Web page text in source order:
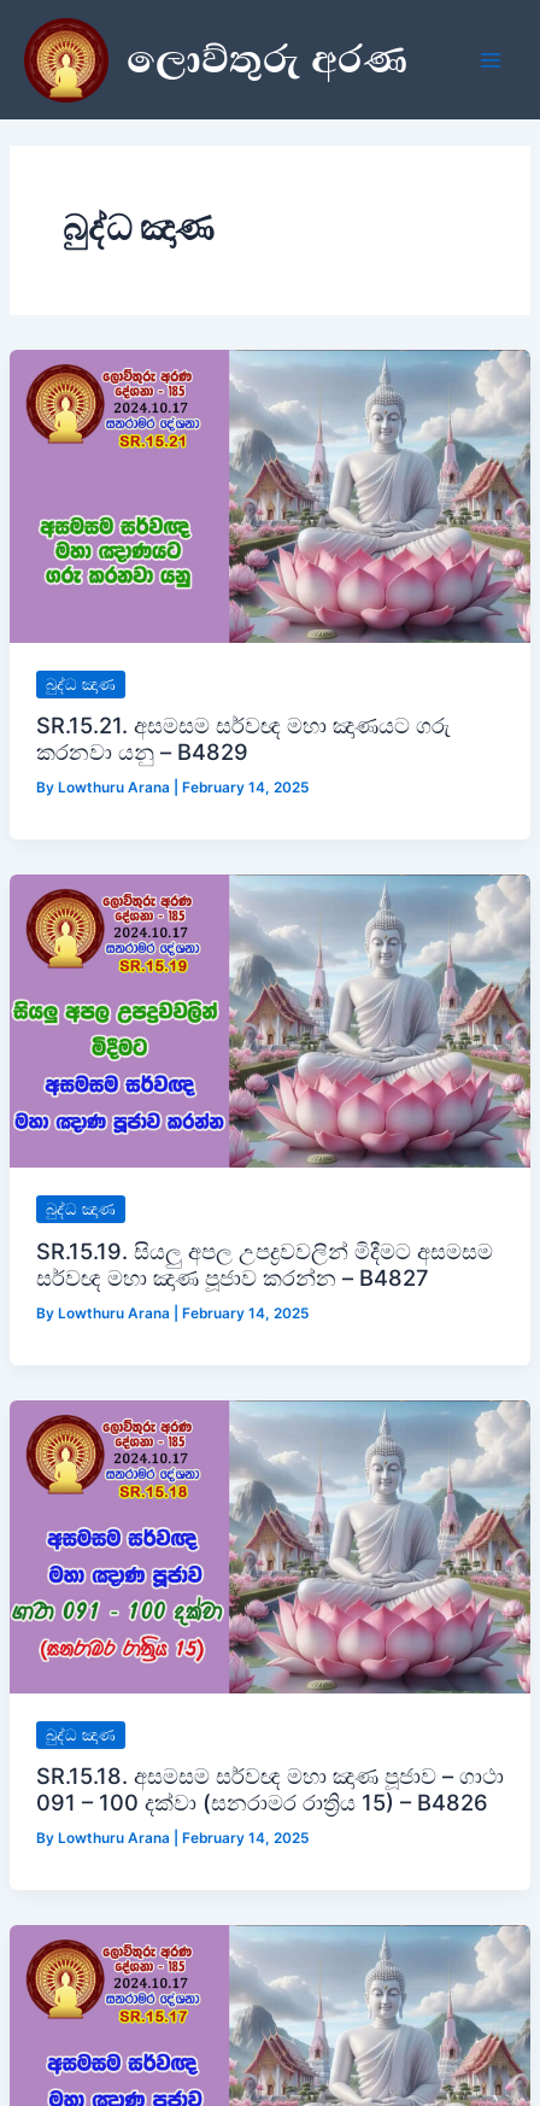
content
ලොව්තුරු අරණ
බුද්ධ ඤාණ
බුද්ධ ඤාණ
SR.15.21. අසමසම සර්වඥ මහා ඤාණයට ගරු
කරනවා යනු – B4829
By Lowthuru Arana February 14, 2025
බුද්ධ ඤාණ
SR.15.19. සියලු අපල උපද්‍රවවලින් මිදීමට අසමසම
සර්වඥ මහා ඤාණ පූජාව කරන්න – B4827
By Lowthuru Arana February 14, 2025
බුද්ධ ඤාණ
SR.15.18. අසමසම සර්වඥ මහා ඤාණ පූජාව – ගාථා
091 – 100 දක්වා (සනරාමර රාත්‍රිය 15) – B4826
By Lowthuru Arana February 14, 2025